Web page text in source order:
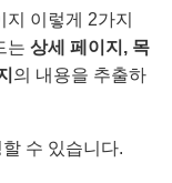
이렇게 2가지
는 상세 페이지, 목
의 내용을 추출하
수 있습니다.